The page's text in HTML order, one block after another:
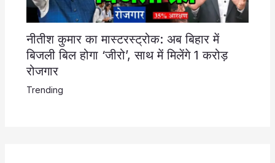
नीतीश कुमार का मास्टरस्ट्रोक: अब बिहार में
बिजली बिल होगा ‘जीरो’, साथ में मिलेंगे 1 करोड़
रोजगार
Trending